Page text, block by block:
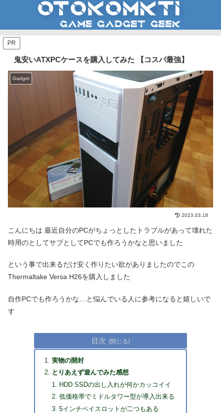
PR
鬼安いATXPCケースを購入してみた 【コスパ最強】
Gadget
2023.03.18
こんにちは 最近自分のPCがちょっとしたトラブルがあって壊れた
時用のとしてサブとしてPCでも作ろうかなと思いました
という事で出来るだけ安く作りたい欲がありましたのでこの
Thermaltake Versa H26を購入しました
自作PCでも作ろうかな…と悩んでいる人に参考になると嬉しいで
す
目次
実物の開封
とりあえず遊んでみた感想
HDD SSDの出し入れが何かカッコイイ
低価格帯でミドルタワー型が導入出来る
5インチベイスロットが二つもある